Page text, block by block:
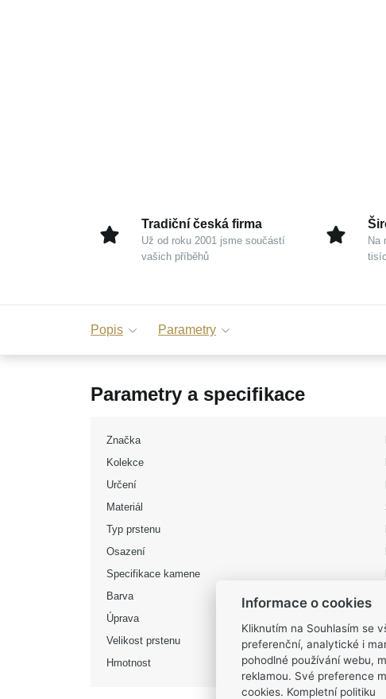
Tradiční česká firma
Už od roku 2001 jsme součástí
vašich příběhů
Na
Popis Parametry
Parametry a specifikace
Značka
Kolekce
Určení
Materiál
Typ prstenu
Osazení
Specifikace kamene
Barva
Úprava
Velikost prstenu
Hmotnost
Informace o cookies
Kliknutím na Souhlasím se
preferenční, analytické i
pohodlné používání webu,
reklamou. Své preference
cookies. Kompletní politiku